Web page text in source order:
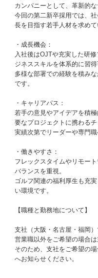
カンパニーとして、革新的
今回の第二新卒採用では、
長を目指す若手人材を求めて
・成長機会：
入社後はOJTや充実した研
ジネススキルを体系的に習得
多様な部署での経験を積み
です。
・キャリアパス：
若手の意見やアイデアを積
要なプロジェクトに携わるチ
実績次第でリーダーや専門
・働きやすさ：
フレックスタイムやリモー
バランスを重視。
ゴルフ関連の福利厚生も充
い環境です。
【職種と勤務地について】
支社（大阪・名古屋・福岡
営業職以外をご希望の場合は
そのため、支社をご希望の
へお知らせください。